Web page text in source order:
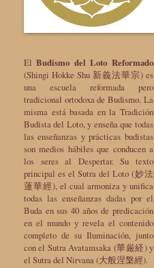
ElBudismo del Loto Reformado
(Shingi Hokke Shu 新義法華宗) es
una escuela reformada pero
tradicional ortodoxa de Budismo. La
misma está basada en la Tradición
Budista del Loto, y enseña que todas
las enseñanzas y prácticas budistas
son medios hábiles que conducen a
los seres al Despertar. Su texto
principal es el Sutra del Loto (妙法
蓮華經), el cual armoniza y unifica
todas las enseñanzas dadas por el
Buda en sus 40 años de predicación
en el mundo y revela el contenido
completo de su Iluminación, junto
con el Sutra Avatamsaka (華厳経) y
el Sutra del Nirvana (大般涅槃經).